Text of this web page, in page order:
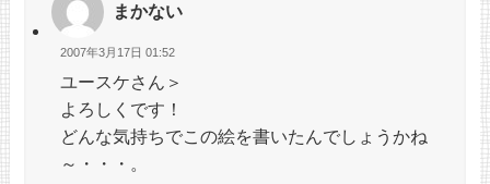
まかない
2007年3月17日 01:52
ユースケさん＞
よろしくです！
どんな気持ちでこの絵を書いたんでしょうかね
～・・・。